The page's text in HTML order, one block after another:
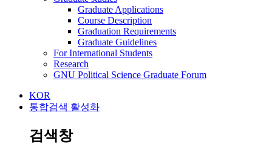
Graduate Applications
Course Description
Graduation Requirements
Graduate Guidelines
For International Students
Research
GNU Political Science Graduate Forum
KOR
통합검색 활성화
검색창